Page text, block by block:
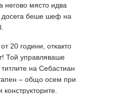
негово място идва
досега беше шеф на
20 години, откакто
Той управляваше
на Себастиан
– общо осем при